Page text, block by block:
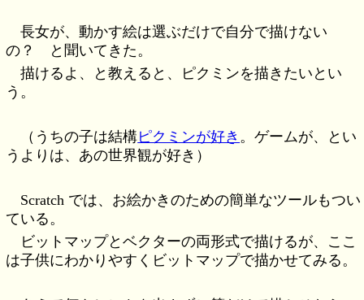
長女が、動かす絵は選ぶだけで自分で描けない
の？ と聞いてきた。
描けるよ、と教えると、ピクミンを描きたいとい
う。
（うちの子は結構ピクミンが好き 。ゲームが、とい
うよりは、あの世界観が好き）
Scratch では、お絵かきのための簡単なツールもつい
ている。
ビットマップとベクターの両形式で描けるが、ここ
は子供にわかりやすくビットマップで描かせてみる。